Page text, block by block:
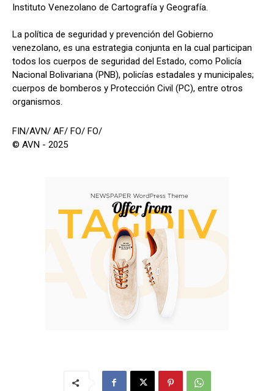
Instituto Venezolano de Cartografía y Geografía.
La política de seguridad y prevención del Gobierno
venezolano, es una estrategia conjunta en la cual participan
todos los cuerpos de seguridad del Estado, como Policía
Nacional Bolivariana (PNB), policías estadales y municipales;
cuerpos de bomberos y Protección Civil (PC), entre otros
organismos.
FIN/AVN/ AF/ FO/ FO/
© AVN - 2025